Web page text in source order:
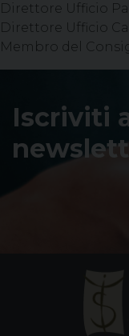
Direttore Ufficio
Direttore Ufficio
Membro del
Iscriviti